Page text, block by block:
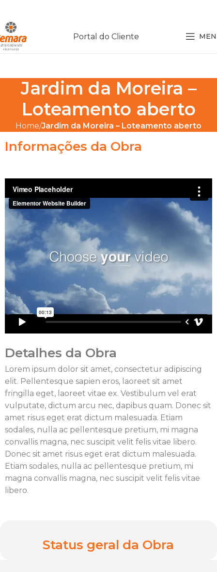
Portal do Cliente
Jardim da Moreira –
Loteamento aberto
Home Jardim da Moreira – Loteamento aberto
Informações da Obra
Detalhes da Obra
Lorem ipsum dolor sit amet, consectetur adipiscing
elit. Pellentesque sapien eros, laoreet sit amet
fringilla eget, laoreet vitae ex. Vestibulum vel erat
vulputate, dictum arcu nec, dapibus quam. Donec sit
amet risus eget erat dictum malesuada. Etiam
sodales, nulla ac pellentesque pretium, mi magna
convallis magna, nec suscipit velit felis vitae libero.
Donec sit amet risus eget erat dictum malesuada.
Etiam sodales, nulla ac pellentesque pretium, mi
magna convallis magna, nec suscipit velit felis vitae
libero.
Status geral da Obra